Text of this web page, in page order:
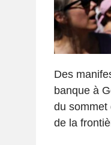
Des
banque à
du sommet
de la